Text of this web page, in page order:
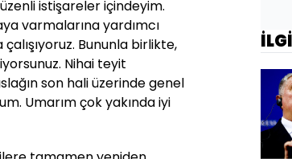
istişareler içindeyim.
varmalarına yardımcı
Bununla birlikte,
Nihai teyit
son hali üzerinde genel
Umarım çok yakında iyi